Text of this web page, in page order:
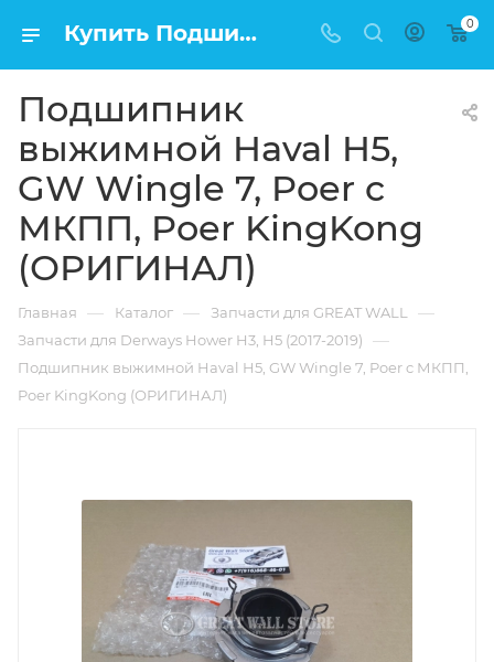
Купить Подшипник выжимной Haval H5, GW Wingle 7, Poer c МКПП, Poer KingKong (ОРИГИНАЛ) в Москве по низкой цене 0
Подшипник
выжимной Haval H5,
GW Wingle 7, Poer c
МКПП, Poer KingKong
(ОРИГИНАЛ)
Главная — Каталог — Запчасти для GREAT WALL —
Запчасти для Derways Hower H3, H5 (2017-2019) —
Подшипник выжимной Haval H5, GW Wingle 7, Poer c МКПП,
Poer KingKong (ОРИГИНАЛ)